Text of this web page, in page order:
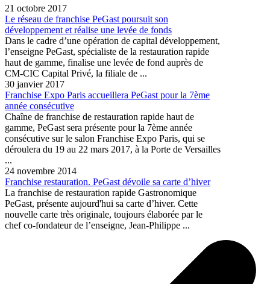
21 octobre 2017
Le réseau de franchise PeGast poursuit son
développement et réalise une levée de fonds
Dans le cadre d’une opération de capital développement,
l’enseigne PeGast, spécialiste de la restauration rapide
haut de gamme, finalise une levée de fond auprès de
CM-CIC Capital Privé, la filiale de ...
30 janvier 2017
Franchise Expo Paris accueillera PeGast pour la 7ème
année consécutive
Chaîne de franchise de restauration rapide haut de
gamme, PeGast sera présente pour la 7ème an­née
consécutive sur le salon Franchise Expo Paris, qui se
déroulera du 19 au 22 mars 2017, à la Porte de Versailles
...
24 novembre 2014
Franchise restauration. PeGast dévoile sa carte d’hiver
La franchise de restauration rapide Gastronomique
PeGast, présente aujourd'hui sa carte d’hiver. Cette
nouvelle carte très originale, toujours élaborée par le
chef co-fondateur de l’enseigne, Jean-Philippe ...